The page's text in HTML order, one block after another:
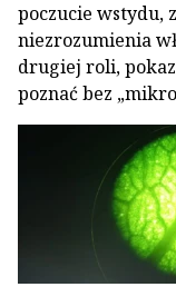
poczucie wstydu,
niezrozumienia
drugiej roli,
poznać bez